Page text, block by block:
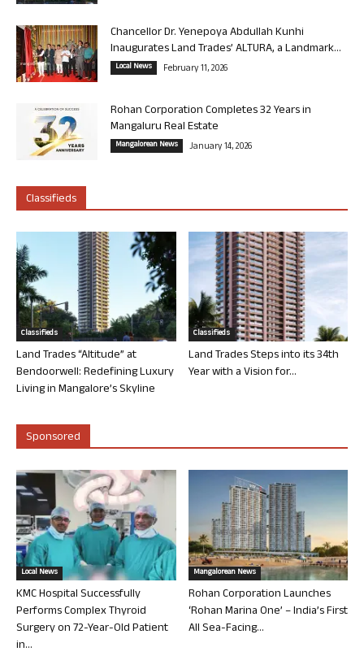
Chancellor Dr. Yenepoya Abdullah Kunhi
Inaugurates Land Trades’ ALTURA, a Landmark...
Local News February 11, 2026
Rohan Corporation Completes 32 Years in
Mangaluru Real Estate
Mangalorean News January 14, 2026
Classifieds
Classifieds
Land Trades “Altitude” at
Bendoorwell: Redefining Luxury
Living in Mangalore’s Skyline
Classifieds
Land Trades Steps into its 34th
Year with a Vision for...
Sponsored
Local News
KMC Hospital Successfully
Performs Complex Thyroid
Surgery on 72-Year-Old Patient
in...
Mangalorean News
Rohan Corporation Launches
‘Rohan Marina One’ – India’s First
All Sea-Facing...